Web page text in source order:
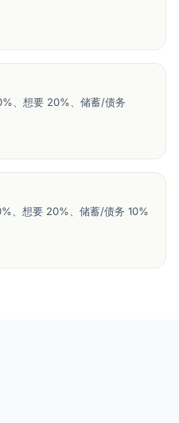
、想要 20%、储蓄/债务
、想要 20%、储蓄/债务 10%